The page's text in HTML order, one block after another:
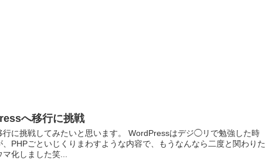
へ移行に挑戦
行に挑戦してみたいと思います。 WordPressはデジ◯リで勉強した時
PHPごといじくりまわすような内容で、もうなんなら二度と関わりた
マ化しました笑...